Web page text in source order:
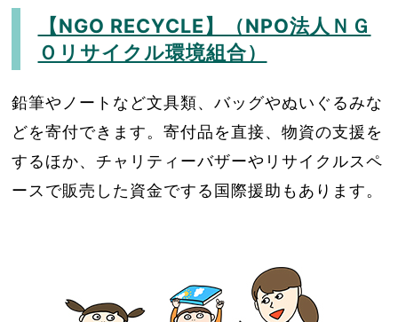
【NGO RECYCLE】（NPO法人ＮＧ
Ｏリサイクル環境組合）
鉛筆やノートなど文具類、バッグやぬいぐるみな
どを寄付できます。寄付品を直接、物資の支援を
するほか、チャリティーバザーやリサイクルスペ
ースで販売した資金でする国際援助もあります。